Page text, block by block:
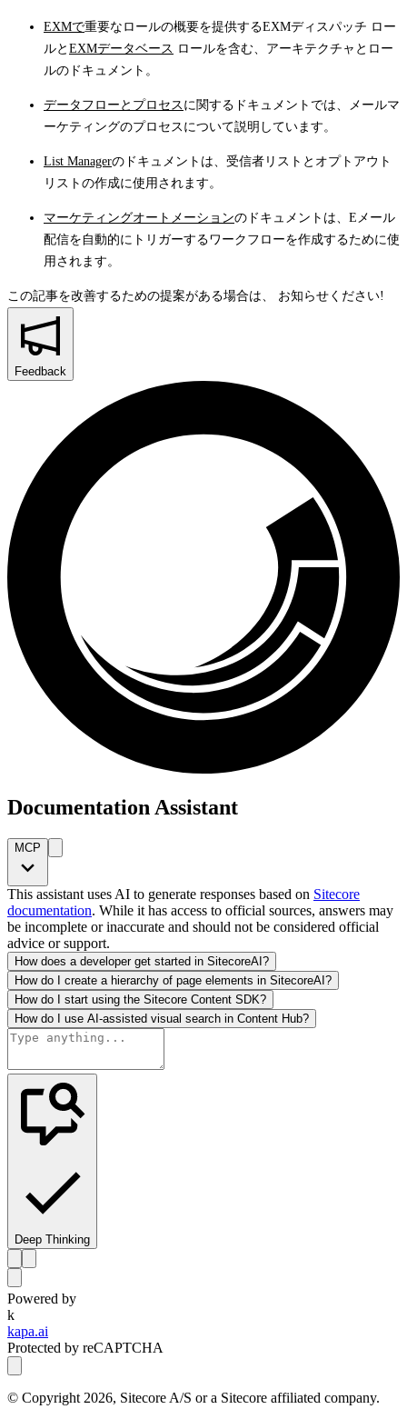
EXMで重要なロールの概要を提供するEXMディスパッチ ロー
ルと EXMデータベース ロールを含む、アーキテクチャとロー
ルのドキュメント。
データフローとプロセス に関するドキュメントでは、メールマ
ーケティングのプロセスについて説明しています。
List Managerのドキュメントは、受信者リストとオプトアウト
リストの作成に使用されます。
マーケティングオートメーションのドキュメントは、Eメール
配信を自動的にトリガーするワークフローを作成するために使
用されます。
この記事を改善するための提案がある場合は、 お知らせください!
Feedback
Documentation Assistant
MCP
This assistant uses AI to generate responses based on Sitecore
documentation. While it has access to official sources, answers may
be incomplete or inaccurate and should not be considered official
advice or support.
How does a developer get started in SitecoreAI?
How do I create a hierarchy of page elements in SitecoreAI?
How do I start using the Sitecore Content SDK?
How do I use AI-assisted visual search in Content Hub?
Deep Thinking
Powered by
k
kapa.ai
Protected by reCAPTCHA
© Copyright 2026, Sitecore A/S or a Sitecore affiliated company.